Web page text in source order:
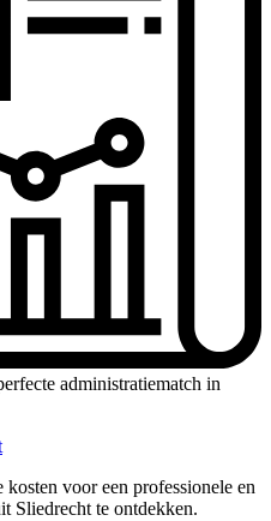
administratiematch in
voor een professionele en
Sliedrecht te ontdekken.